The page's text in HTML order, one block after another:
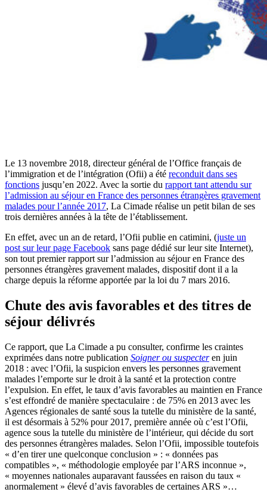
Le 13 novembre 2018, directeur général de l’Office français de
l’immigration et de l’intégration (Ofii) a été reconduit dans ses
fonctions jusqu’en 2022. Avec la sortie du rapport tant attendu sur
l’admission au séjour en France des personnes étrangères gravement
malades pour l’année 2017, La Cimade réalise un petit bilan de ses
trois dernières années à la tête de l’établissement.
En effet, avec un an de retard, l’Ofii publie en catimini, (juste un
post sur leur page Facebook sans page dédié sur leur site Internet),
son tout premier rapport sur l’admission au séjour en France des
personnes étrangères gravement malades, dispositif dont il a la
charge depuis la réforme apportée par la loi du 7 mars 2016.
Chute des avis favorables et des titres de
séjour délivrés
Ce rapport, que La Cimade a pu consulter, confirme les craintes
exprimées dans notre publication Soigner ou suspecteren juin
2018 : avec l’Ofii, la suspicion envers les personnes gravement
malades l’emporte sur le droit à la santé et la protection contre
l’expulsion. En effet, le taux d’avis favorables au maintien en France
s’est effondré de manière spectaculaire : de 75% en 2013 avec les
Agences régionales de santé sous la tutelle du ministère de la santé,
il est désormais à 52% pour 2017, première année où c’est l’Ofii,
agence sous la tutelle du ministère de l’intérieur, qui décide du sort
des personnes étrangères malades. Selon l’Ofii, impossible toutefois
« d’en tirer une quelconque conclusion » : « données pas
compatibles », « méthodologie employée par l’ARS inconnue »,
« moyennes nationales auparavant faussées en raison du taux «
anormalement » élevé d’avis favorables de certaines ARS »…